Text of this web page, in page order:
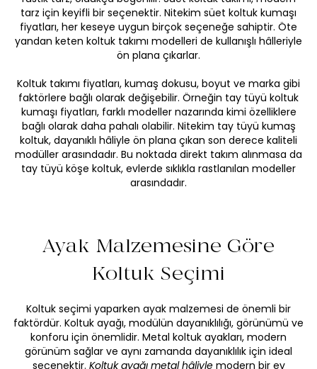
tarz için keyifli bir seçenektir. Nitekim süet koltuk kumaşı
fiyatları, her keseye uygun birçok seçeneğe sahiptir. Öte
yandan keten koltuk takımı modelleri de kullanışlı hâlleriyle
ön plana çıkarlar.
Koltuk takımı fiyatları, kumaş dokusu, boyut ve marka gibi
faktörlere bağlı olarak değişebilir. Örneğin tay tüyü koltuk
kumaşı fiyatları, farklı modeller nazarında kimi özelliklere
bağlı olarak daha pahalı olabilir. Nitekim tay tüyü kumaş
koltuk, dayanıklı hâliyle ön plana çıkan son derece kaliteli
modüller arasındadır. Bu noktada direkt takım alınmasa da
tay tüyü köşe koltuk, evlerde sıklıkla rastlanılan modeller
arasındadır.
Ayak Malzemesine Göre
Koltuk Seçimi
Koltuk seçimi yaparken ayak malzemesi de önemli bir
faktördür. Koltuk ayağı, modülün dayanıklılığı, görünümü ve
konforu için önemlidir. Metal koltuk ayakları, modern
görünüm sağlar ve aynı zamanda dayanıklılık için ideal
seçenektir. Koltuk ayağı metal hâliylemodern bir ev